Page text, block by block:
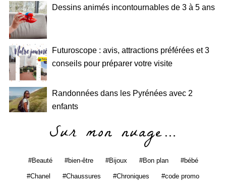
Dessins animés incontournables de 3 à 5 ans
Futuroscope : avis, attractions préférées et 3
conseils pour préparer votre visite
Randonnées dans les Pyrénées avec 2
enfants
Sur mon nuage…
Beauté bien-être Bijoux Bon plan bébé
Chanel Chaussures Chroniques code promo